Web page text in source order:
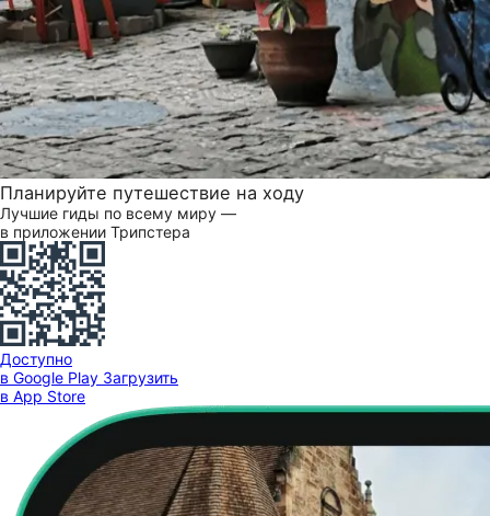
Планируйте путешествие на ходу
Лучшие гиды по всему миру —
в приложении Трипстера
Доступно
в Google Play Загрузить
в App Store